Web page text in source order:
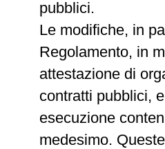
pubblici.
Le modifiche, in
Regolamento, in
attestazione di
contratti pubblici,
esecuzione
medesimo.